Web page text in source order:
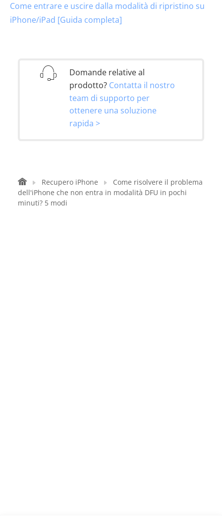
Come entrare e uscire dalla modalità di ripristino su
iPhone/iPad [Guida completa]
Domande relative al
prodotto? Contatta il nostro
team di supporto per
ottenere una soluzione
rapida >
Recupero iPhone
Come risolvere il problema
dell'iPhone che non entra in modalità DFU in pochi
minuti? 5 modi